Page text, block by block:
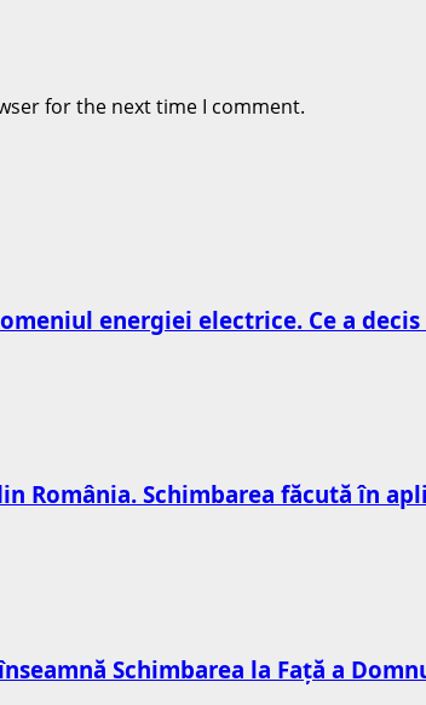
for the next time I comment.
energiei electrice. Ce a decis
România. Schimbarea făcută în
Schimbarea la Față a